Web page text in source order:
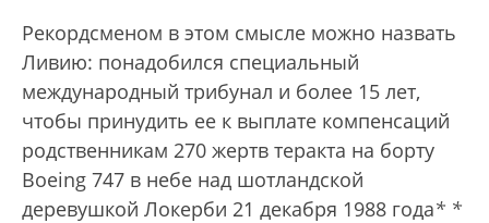
Рекордсменом в этом смысле можно назвать
Ливию: понадобился специальный
международный трибунал и более 15 лет,
чтобы принудить ее к выплате компенсаций
родственникам 270 жертв теракта на борту
Boeing 747 в небе над шотландской
деревушкой Локерби 21 декабря 1988 года* *